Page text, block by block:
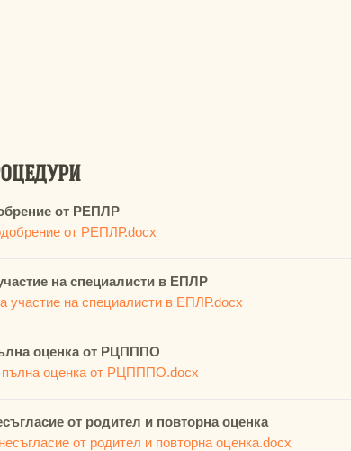
от РЕПЛР
от РЕПЛР.docx
на специалисти в ЕПЛР
на специалисти в ЕПЛР.docx
оценка от РЦПППО
оценка от РЦПППО.docx
от родител и повторна оценка
от родител и повторна оценка.docx